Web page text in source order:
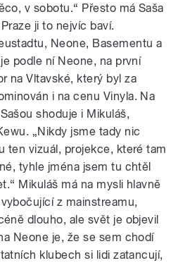
v sobotu.“ Přesto má Saša
ji to nejvíc baví.
Neone, Basementu a
podle ní Neone, na první
na Vltavské, který byl za
i na cenu Vinyla. Na
shoduje i Mikuláš,
„Nikdy jsme tady nic
ten vizuál, projekce, které tam
tyhle jména jsem tu chtěl
Mikuláš má na mysli hlavně
z mainstreamu,
dlouho, ale svět je objevil
Neone je, že se sem chodí
klubech si lidi zatancují,